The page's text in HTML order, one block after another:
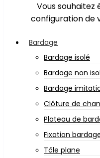
Vous souhaitez
configuration de
Bardage
Bardage isolé
Bardage non
Bardage
Clôture de
Plateau de
Fixation
Tôle plane